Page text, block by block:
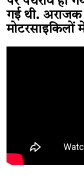
गई थी.